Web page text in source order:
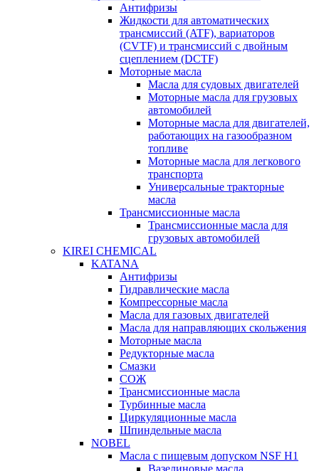
Антифризы
Жидкости для автоматических
трансмиссий (ATF), вариаторов
(CVTF) и трансмиссий с двойным
сцеплением (DCTF)
Моторные масла
Масла для судовых двигателей
Моторные масла для грузовых
автомобилей
Моторные масла для двигателей,
работающих на газообразном
топливе
Моторные масла для легкового
транспорта
Универсальные тракторные
масла
Трансмиссионные масла
Трансмиссионные масла для
грузовых автомобилей
KIREI CHEMICAL
KATANA
Антифризы
Гидравлические масла
Компрессорные масла
Масла для газовых двигателей
Масла для направляющих скольжения
Моторные масла
Редукторные масла
Смазки
СОЖ
Трансмиссионные масла
Турбинные масла
Циркуляционные масла
Шпиндельные масла
NOBEL
Масла с пищевым допуском NSF H1
Вазелиновые масла